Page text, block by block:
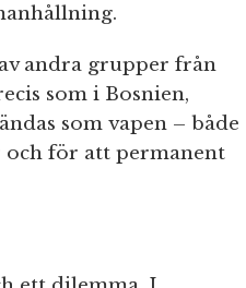
andra grupper från
som i Bosnien,
som vapen – både
för att permanent